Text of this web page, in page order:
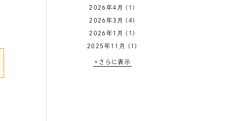
2026年4月 (1)
2026年3月 (4)
2026年1月 (1)
2025年11月 (1)
+さらに表示